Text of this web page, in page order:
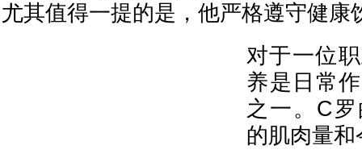
尤其值得一提的是，他严格遵守健康
对于一位
养是日常
之一。C
的肌肉量